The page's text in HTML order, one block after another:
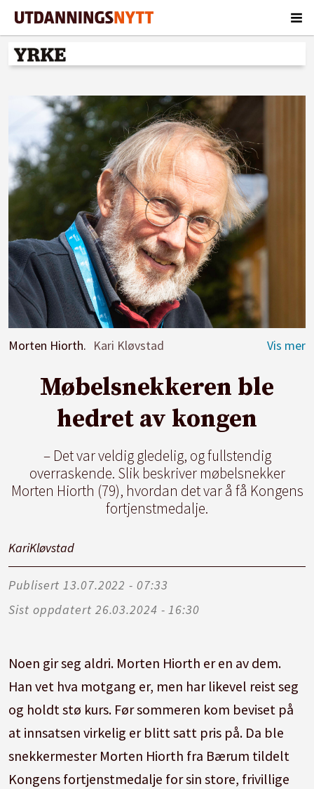
Morten Hiorth. Kari Kløvstad
Møbelsnekkeren ble
hedret av kongen
– Det var veldig gledelig, og fullstendig
overraskende. Slik beskriver møbelsnekker
Morten Hiorth (79), hvordan det var å få Kongens
fortjenstmedalje.
KariKløvstad
Publisert
13.07.2022 - 07:33
Sist oppdatert
26.03.2024 - 16:30
Noen gir seg aldri. Morten Hiorth er en av dem.
Han vet hva motgang er, men har likevel reist seg
og holdt stø kurs. Før sommeren kom beviset på
at innsatsen virkelig er blitt satt pris på. Da ble
snekkermester Morten Hiorth fra Bærum tildelt
Kongens fortjenstmedalje for sin store, frivillige